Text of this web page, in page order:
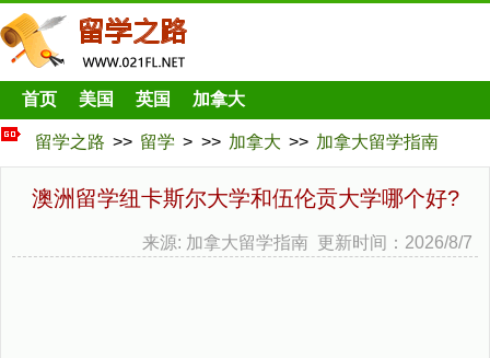
首页 美国 英国 加拿大
留学之路 >> 留学 > >> 加拿大 >> 加拿大留学指南
澳洲留学纽卡斯尔大学和伍伦贡大学哪个好?
来源: 加拿大留学指南 更新时间：2026/8/7